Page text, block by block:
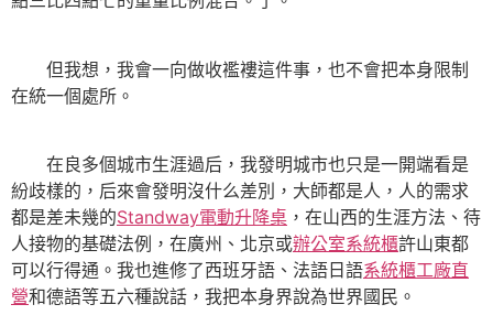
但我想，我會一向做收襤褸這件事，也不會把本身限制
在統一個處所。
在良多個城市生涯過后，我發明城市也只是一開端看是
紛歧樣的，后來會發明沒什么差別，大師都是人，人的需求
都是差未幾的Standway電動升降桌 ，在山西的生涯方法、待
人接物的基礎法例，在廣州、北京或辦公室系統櫃許山東都
可以行得通。我也進修了西班牙語、法語日語系統櫃工廠直
營和德語等五六種說話，我把本身界說為世界國民。